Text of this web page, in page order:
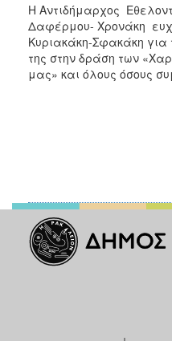
Η Αντιδήμαρχος
Δαφέρμου- Χρονάκη
Κυριακάκη-Σφακάκη
της στην δράση των
μας» και όλους όσους